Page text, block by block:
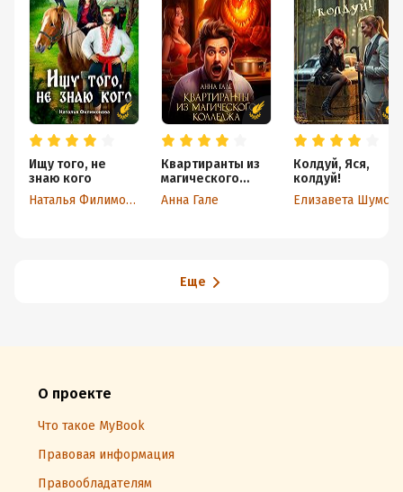
Ищу того, не
знаю кого
Наталья Филимонова
Квартиранты из
магического
колледжа
Анна Гале
Колдуй, Яся,
колдуй!
Еще
О проекте
Что такое MyBook
Правовая информация
Правообладателям